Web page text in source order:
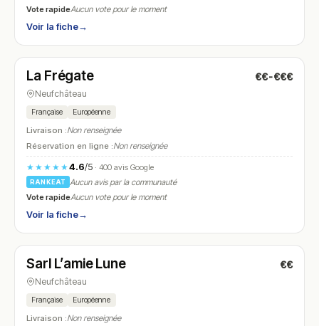
Vote rapideAucun vote pour le moment
Voir la fiche→
N° 5
La Frégate €€-€€€
Neufchâteau
Française Européenne
Livraison :Non renseignée
Réservation en ligne :Non renseignée
★★★★★4.6/5· 400 avis Google
RANKEAT
Aucun avis par la communauté
Vote rapideAucun vote pour le moment
Voir la fiche→
N° 6
Sarl L’amie Lune €€
Neufchâteau
Française Européenne
Livraison :Non renseignée